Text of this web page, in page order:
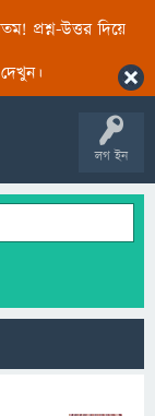
প্রশ্ন-উত্তর দিয়ে
লগ ইন